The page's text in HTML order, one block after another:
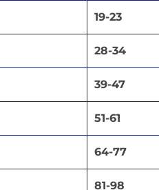
19-23
28-34
39-47
51-61
64-77
81-98